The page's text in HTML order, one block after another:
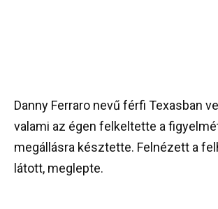
Danny Ferraro nevű férfi Texasban
valami az égen felkeltette a
megállásra késztette. Felnézett a
látott, meglepte.